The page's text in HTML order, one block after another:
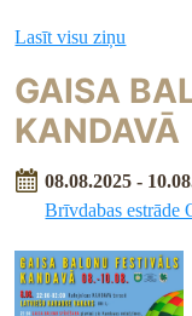
Lasīt visu ziņu
GAISA
KANDAVĀ
08.08.2025 -
Brīvdabas